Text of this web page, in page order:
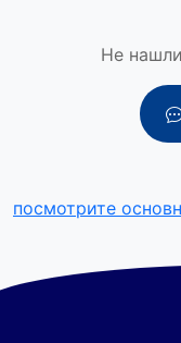
Не
посмотрите